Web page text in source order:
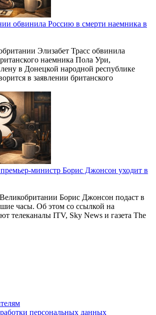
обвинила Россию в смерти наемника в
Элизабет Трасс обвинила
наемника Пола Ури,
в Донецкой народной республике
в заявлении британского
министр Борис Джонсон уходит в
Борис Джонсон подаст в
часы. Об этом со ссылкой на
телеканалы ITV, Sky News и газета The
персональных данных